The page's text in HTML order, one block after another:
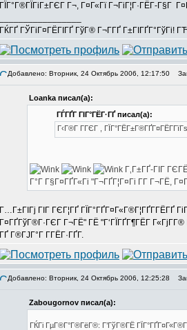
ГЇГ°Г®ГЇГіГ±ГЄГ Г¬, Г¤Г«Гї Г¬ГіГ¦Г·ГЁГ­-Г§Г
ГЌГҐ ГЎГіГ¤ГЁГІГҐ ГўГ® Г¬Г­ГҐ Г±ГІГҐГ°ГўГі!
Добавлено: Вторник, 24 Октябрь 2006, 12:17:50
Loanka писал(а):
ГЃГҐГ ГІГ°ГЁГ·ГҐ писал(а):
Г‹Г®Г Г­ГЄГ ,
Г‚Г±ГҐ-ГІГ
Г°Г Г§Г¤ГҐГ«Гі "Г¬ГҐГ¦Г¤Гі Г­Г Г¬ГЁ,
Г…Г±ГІГј ГІГ ГЄГ¦ГҐ ГЇГ°ГҐГ¤Г«Г®Г¦ГҐГ­ГЁГҐ
Г¤ГҐГўГ®Г·ГЄГ Г¬ГЁ" ГЁ "Г‘ГЇГҐГ¶ГЁГ Г«ГјГ­Г®
ГҐ Г®ГЈГ°Г Г­ГЁГ·ГҐГ­.
Добавлено: Вторник, 24 Октябрь 2006, 12:25:28
Zabougornov писал(а):
ГЌГі ГµГ®Г°Г®ГёГ®: Г’ГўГ®ГЁ